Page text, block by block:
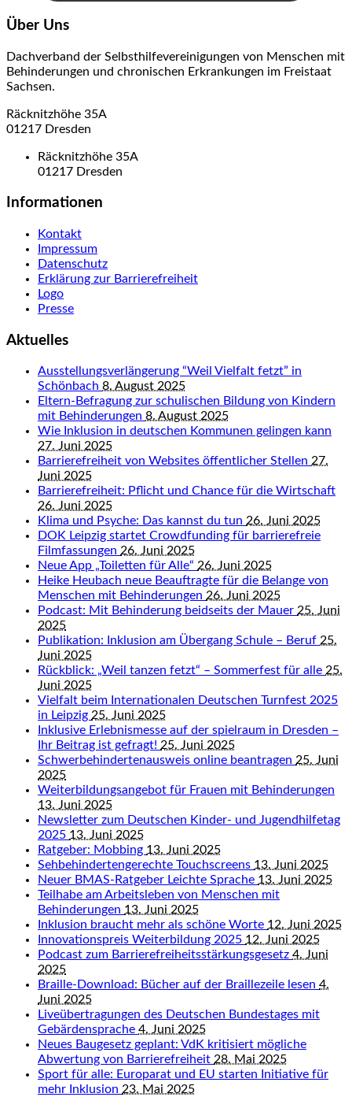
Über Uns
Dachverband der Selbsthilfevereinigungen von Menschen mit
Behinderungen und chronischen Erkrankungen im Freistaat
Sachsen.
Räcknitzhöhe 35A
01217 Dresden
Räcknitzhöhe 35A
01217 Dresden
Informationen
Kontakt
Impressum
Datenschutz
Erklärung zur Barrierefreiheit
Logo
Presse
Aktuelles
Ausstellungsverlängerung “Weil Vielfalt fetzt” in
Schönbach 8. August 2025
Eltern-Befragung zur schulischen Bildung von Kindern
mit Behinderungen 8. August 2025
Wie Inklusion in deutschen Kommunen gelingen kann
27. Juni 2025
Barrierefreiheit von Websites öffentlicher Stellen 27.
Juni 2025
Barrierefreiheit: Pflicht und Chance für die Wirtschaft
26. Juni 2025
Klima und Psyche: Das kannst du tun 26. Juni 2025
DOK Leipzig startet Crowdfunding für barrierefreie
Filmfassungen 26. Juni 2025
Neue App „Toiletten für Alle“ 26. Juni 2025
Heike Heubach neue Beauftragte für die Belange von
Menschen mit Behinderungen 26. Juni 2025
Podcast: Mit Behinderung beidseits der Mauer 25. Juni
2025
Publikation: Inklusion am Übergang Schule – Beruf 25.
Juni 2025
Rückblick: „Weil tanzen fetzt“ – Sommerfest für alle 25.
Juni 2025
Vielfalt beim Internationalen Deutschen Turnfest 2025
in Leipzig 25. Juni 2025
Inklusive Erlebnismesse auf der spielraum in Dresden –
Ihr Beitrag ist gefragt! 25. Juni 2025
Schwerbehindertenausweis online beantragen 25. Juni
2025
Weiterbildungsangebot für Frauen mit Behinderungen
13. Juni 2025
Newsletter zum Deutschen Kinder- und Jugendhilfetag
2025 13. Juni 2025
Ratgeber: Mobbing 13. Juni 2025
Sehbehindertengerechte Touchscreens 13. Juni 2025
Neuer BMAS-Ratgeber Leichte Sprache 13. Juni 2025
Teilhabe am Arbeitsleben von Menschen mit
Behinderungen 13. Juni 2025
Inklusion braucht mehr als schöne Worte 12. Juni 2025
Innovationspreis Weiterbildung 2025 12. Juni 2025
Podcast zum Barrierefreiheitsstärkungsgesetz 4. Juni
2025
Braille-Download: Bücher auf der Braillezeile lesen 4.
Juni 2025
Liveübertragungen des Deutschen Bundestages mit
Gebärdensprache 4. Juni 2025
Neues Baugesetz geplant: VdK kritisiert mögliche
Abwertung von Barrierefreiheit 28. Mai 2025
Sport für alle: Europarat und EU starten Initiative für
mehr Inklusion 23. Mai 2025